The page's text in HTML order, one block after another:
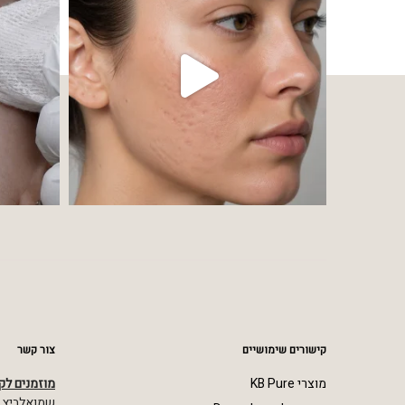
קישורים שימושיים
מוצרי KB Pure
צור קשר
מוזמנים